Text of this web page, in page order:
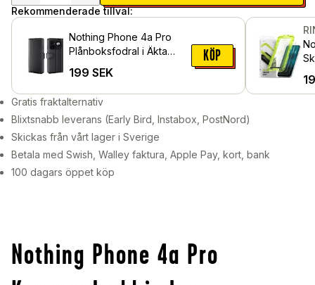
Rekommenderade tillval:
Nothing Phone 4a Pro
Plånboksfodral i Äkta
199 SEK
KÖP
Gratis fraktalternativ
Blixtsnabb leverans (Early Bird, Instabox, PostNord)
Skickas från vårt lager i Sverige
Betala med Swish, Walley faktura, Apple Pay, kort, bank
100 dagars öppet köp
Nothing Phone 4a Pro